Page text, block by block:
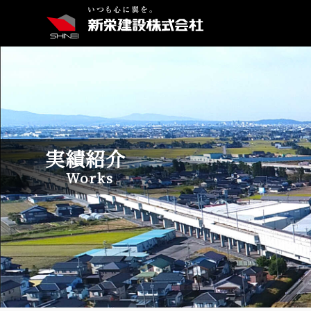
実績紹介
Works